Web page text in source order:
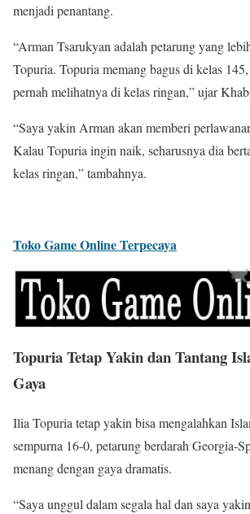
menjadi penantang.
“Arman Tsarukyan adalah petarung yang
Topuria. Topuria memang bagus di kelas
pernah melihatnya di kelas ringan,” ujar
“Saya yakin Arman akan memberi
Kalau Topuria ingin naik, seharusnya dia
kelas ringan,” tambahnya.
Toko Game Online Terpecaya
Topuria Tetap Yakin dan Tantang
Gaya
Ilia Topuria tetap yakin bisa mengalahkan
sempurna 16-0, petarung berdarah Georgia-
menang dengan gaya dramatis.
“Saya unggul dalam segala hal dan saya